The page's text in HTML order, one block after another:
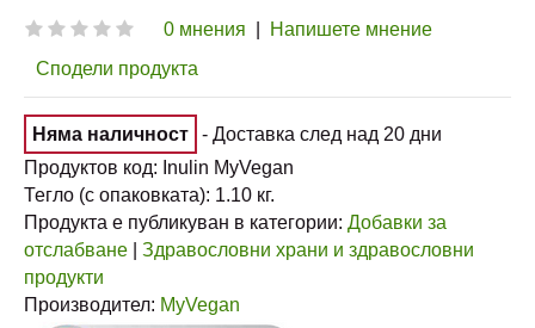
0 мнения
Напишете мнение
Сподели продукта
Няма наличност
- Доставка след над 20 дни
Продуктов код: Inulin MyVegan
Тегло (с опаковката): 1.10 кг.
Продукта е публикуван в категории: Добавки за
отслабване
Здравословни храни и здравословни
продукти
Производител: MyVegan